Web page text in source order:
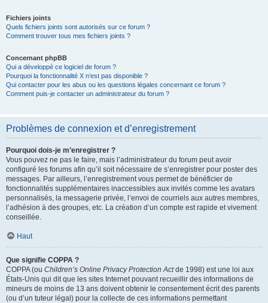
Fichiers joints
Quels fichiers joints sont autorisés sur ce forum ?
Comment trouver tous mes fichiers joints ?
Concernant phpBB
Qui a développé ce logiciel de forum ?
Pourquoi la fonctionnalité X n’est pas disponible ?
Qui contacter pour les abus ou les questions légales concernant ce forum ?
Comment puis-je contacter un administrateur du forum ?
Problèmes de connexion et d’enregistrement
Pourquoi dois-je m’enregistrer ?
Vous pouvez ne pas le faire, mais l’administrateur du forum peut avoir
configuré les forums afin qu’il soit nécessaire de s’enregistrer pour poster des
messages. Par ailleurs, l’enregistrement vous permet de bénéficier de
fonctionnalités supplémentaires inaccessibles aux invités comme les avatars
personnalisés, la messagerie privée, l’envoi de courriels aux autres membres,
l’adhésion à des groupes, etc. La création d’un compte est rapide et vivement
conseillée.
Haut
Que signifie COPPA ?
COPPA (ou Children’s Online Privacy Protection Actde 1998) est une loi aux
États-Unis qui dit que les sites Internet pouvant recueillir des informations de
mineurs de moins de 13 ans doivent obtenir le consentement écrit des parents
(ou d’un tuteur légal) pour la collecte de ces informations permettant